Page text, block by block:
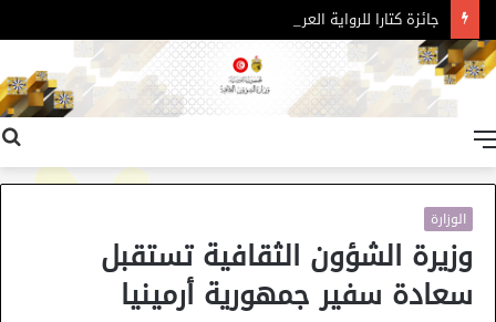
جائزة كتارا للرواية العربية – الدورة 11
الوزارة
وزيرة الشؤون الثقافية تستقبل
سعادة سفير جمهورية أرمينيا